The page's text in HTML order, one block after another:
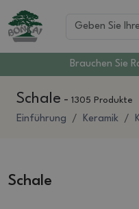
Brauchen Sie
Schale - 1305 Produkte
Einführung Keramik
Schale